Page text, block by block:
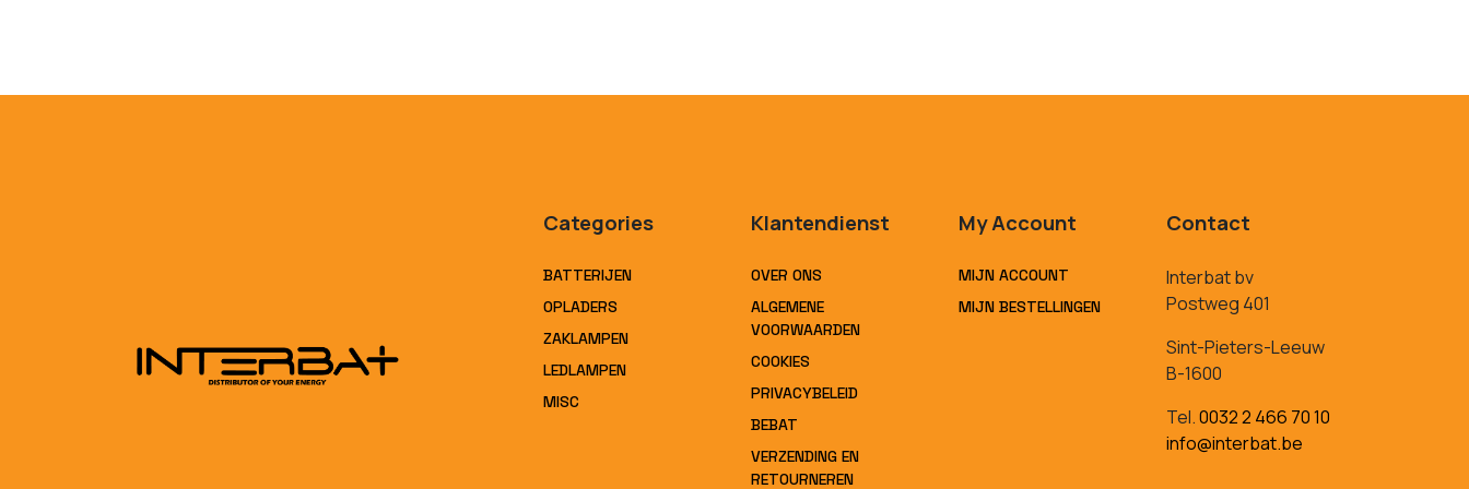
Categories
BATTERIJEN
OPLADERS
ZAKLAMPEN
LEDLAMPEN
MISC
Klantendienst
OVER ONS
ALGEMENE
VOORWAARDEN
COOKIES
PRIVACYBELEID
BEBAT
VERZENDING EN
RETOURNEREN
My Account
MIJN ACCOUNT
MIJN BESTELLINGEN
Contact
Interbat bv
Postweg 401
Sint-Pieters-Leeuw
B-1600
Tel.0032 2 466 70 10
info@interbat.be